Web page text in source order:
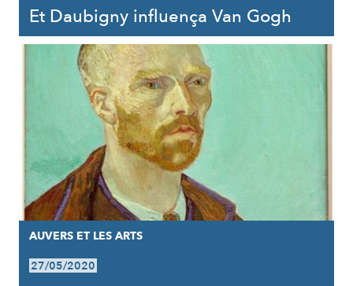
Et Daubigny influença Van Gogh
AUVERS ET LES ARTS
27/05/2020